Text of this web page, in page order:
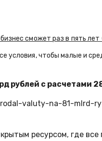
сможет раз в пять
условия, чтобы малые и
рублей с расчетами
valuty-na-81-mlrd-
ресурсом, где